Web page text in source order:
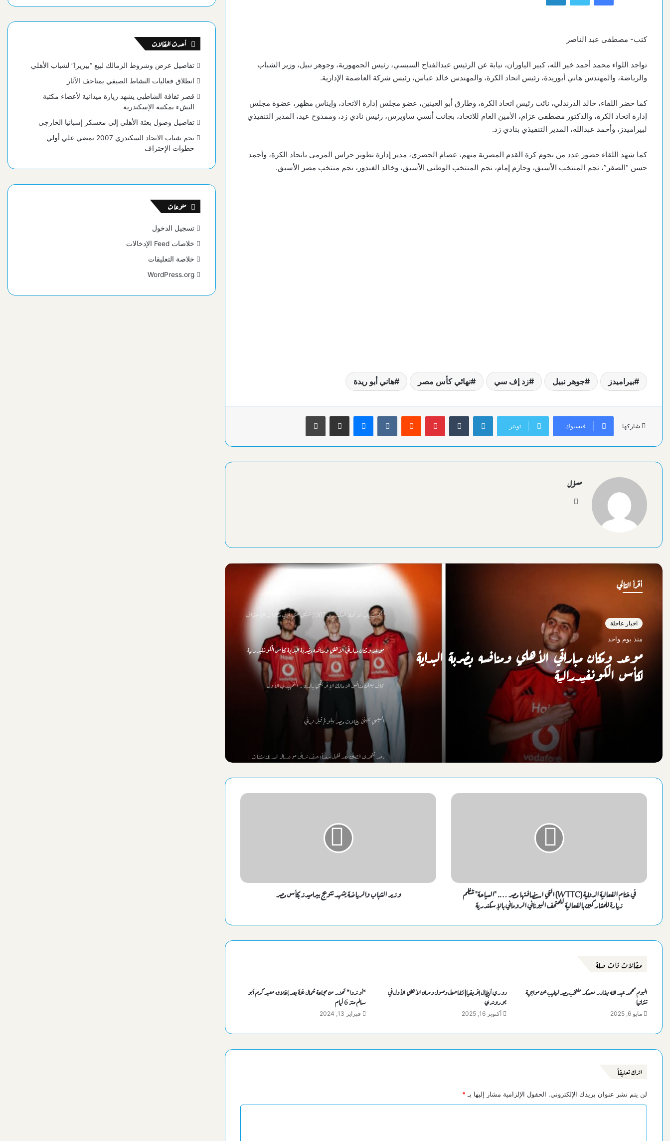
كتب- مصطفى عبد الناصر
تواجد اللواء محمد أحمد خير الله، كبير الياوران، نيابة عن الرئيس عبدالفتاح السيسي، رئيس الجمهورية، وجوهر نبيل، وزير الشباب
والرياضة، والمهندس هاني أبوريدة، رئيس اتحاد الكرة، والمهندس خالد عباس، رئيس شركة العاصمة الإدارية.
كما حضر اللقاء، خالد الدرندلي، نائب رئيس اتحاد الكرة، وطارق أبو العينين، عضو مجلس إدارة الاتحاد، وإيناس مظهر، عضوة مجلس
إدارة اتحاد الكرة، والدكتور مصطفى عزام، الأمين العام للاتحاد، بجانب أنسي ساويرس، رئيس نادي زد، وممدوح عيد، المدير التنفيذي
لبيراميدز، وأحمد عبدالله، المدير التنفيذي بنادي زد.
كما شهد اللقاء حضور عدد من نجوم كرة القدم المصرية منهم، عصام الحضري، مدير إدارة تطوير حراس المرمى باتحاد الكرة، وأحمد
حسن “الصقر”، نجم المنتخب الأسبق، وحازم إمام، نجم المنتخب الوطني الأسبق، وخالد الغندور، نجم منتخب مصر الأسبق.
بيراميدز جوهر نبيل زد إف سي نهائي كأس مصر هاني أبو ريدة
شاركها فيسبوك تويتر
لينكدإن بينتيريست ماسنجر مشاركة عبر البريد طباعة
مسؤل
أقرأ التالي
اخبار عاجلة
منذ يوم واحد
موعد ومكان مباراتي الأهلي ومنافسه بضربة البداية
لكأس الكونفيدرالية
موعد ومكان مباراتي الأهلي ومنافسه بضربة البداية لكأس الكونفيدرالية
كاف يعلن منافس الزمالك الإفريقي بالدور التمهيدي الأول
نجم شباب الاتحاد السكندري 2007 يمضي علي أولي خطوات الإحتراف
موعد ومكان مباراتي الأهلي ومنافسه بضربة البداية لكأس الكونفيدرالية
كاف يعلن منافس الزمالك الإفريقي بالدور التمهيدي الأول
السيسي يهنئ بطلات مصر ببلوغ قبل نهائي
مصر تتحدي الصين بعد قليل سعياً لنصف نهائي مونديال اليد للناشئات
برومانيا
نجم شباب الاتحاد السكندري 2007 يمضي علي أولي خطوات الإحتراف
السيسي يهنئ بطلات مصر ببلوغ قبل نهائي
في ختام الفعالية الدولية (WTTC) التي استضافتها مصر …. "السياحة" تنظم
زيارة للمشاركين بالفعالية للمتحف اليوناني الروماني بالإسكندرية
وزير الشباب والرياضة يشهد تتويج بيراميدز بكأس مصر
مقالات ذات صلة
اليوم محمد عبد الله يغادر معسكر منتخب مصر ليغيب عن مواجهة
تنزانيا
مايو 6, 2025
دوري أبطال إفريقيا| تفاصيل وصول ومران الأهلي الأول في
بوروندي
أكتوبر 16, 2025
“أونروا” تحذر من مجاعة شمال غزة بعد إغلاق معبر كرم أبو
سالم منذ 6 أيام
فبراير 13, 2024
اترك تعليقاً
لن يتم نشر عنوان بريدك الإلكتروني. الحقول الإلزامية مشار إليها بـ*
أحدث المقالات
تفاصيل عرض وشروط الزمالك لبيع “بيزيرا” لشباب الأهلي
انطلاق فعاليات النشاط الصيفي بمتاحف الآثار
قصر ثقافة الشاطبي يشهد زيارة ميدانية لأعضاء مكتبة
النشء بمكتبة الإسكندرية
تفاصيل وصول بعثة الأهلي إلي معسكر إسبانيا الخارجي
نجم شباب الاتحاد السكندري 2007 يمضي علي أولي
خطوات الإحتراف
منوعات
تسجيل الدخول
خلاصات Feed الإدخالات
خلاصة التعليقات
WordPress.org